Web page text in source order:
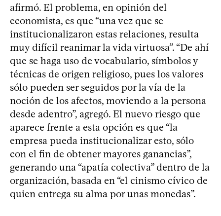
afirmó. El problema, en opinión del
economista, es que “una vez que se
institucionalizaron estas relaciones, resulta
muy difícil reanimar la vida virtuosa”. “De ahí
que se haga uso de vocabulario, símbolos y
técnicas de origen religioso, pues los valores
sólo pueden ser seguidos por la vía de la
noción de los afectos, moviendo a la persona
desde adentro”, agregó. El nuevo riesgo que
aparece frente a esta opción es que “la
empresa pueda institucionalizar esto, sólo
con el fin de obtener mayores ganancias”,
generando una “apatía colectiva” dentro de la
organización, basada en “el cinismo cívico de
quien entrega su alma por unas monedas”.